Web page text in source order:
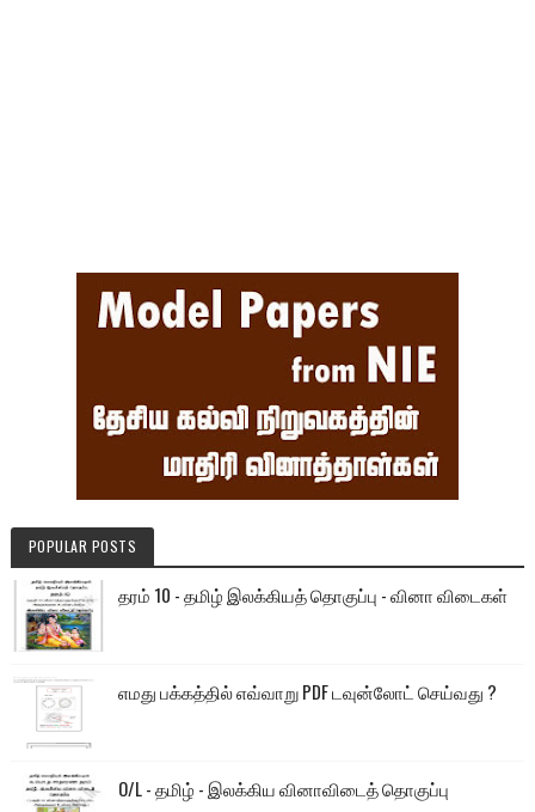
POPULAR POSTS
தரம் 10 - தமிழ் இலக்கியத் தொகுப்பு - வினா விடைகள்
எமது பக்கத்தில் எவ்வாறு PDF டவுன்லோட் செய்வது ?
O/L - தமிழ் - இலக்கிய வினாவிடைத் தொகுப்பு